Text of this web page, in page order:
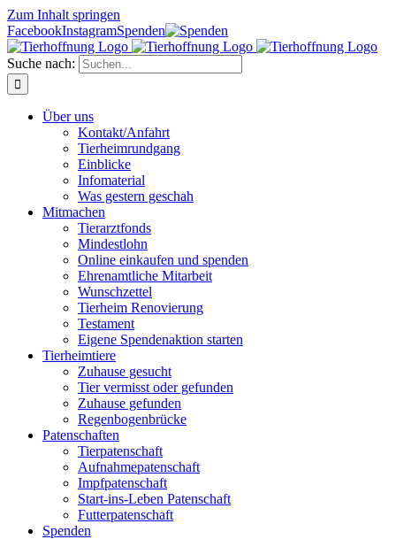
Zum Inhalt springen
FacebookInstagramSpenden
Suche nach:
Über uns
Kontakt/Anfahrt
Tierheimrundgang
Einblicke
Infomaterial
Was gestern geschah
Mitmachen
Tierarztfonds
Mindestlohn
Online einkaufen und spenden
Ehrenamtliche Mitarbeit
Wunschzettel
Tierheim Renovierung
Testament
Eigene Spendenaktion starten
Tierheimtiere
Zuhause gesucht
Tier vermisst oder gefunden
Zuhause gefunden
Regenbogenbrücke
Patenschaften
Tierpatenschaft
Aufnahmepatenschaft
Impfpatenschaft
Start-ins-Leben Patenschaft
Futterpatenschaft
Spenden